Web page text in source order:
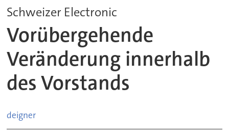
Schweizer Electronic
Vorübergehende
Veränderung innerhalb
des Vorstands
deigner